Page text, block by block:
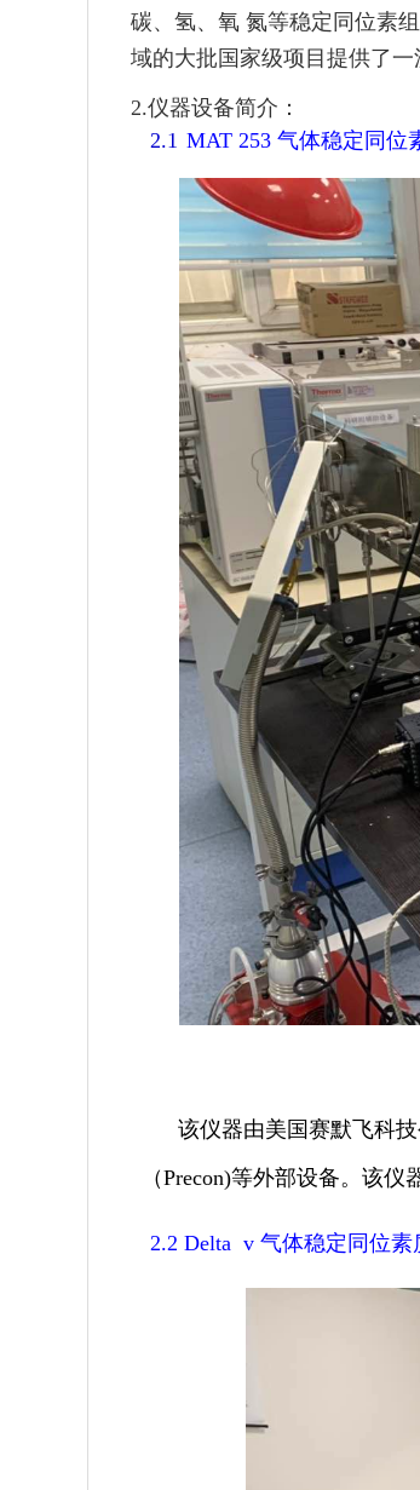
碳、氢、氧 氮等稳定同位素
域的大批国家级项目提供了
2.仪器设备简介：
2.1 MAT 253 气体稳定同位
该仪器由美国赛默飞科技
（Precon)等外部设备。该
2.2 Delta v 气体稳定同位素